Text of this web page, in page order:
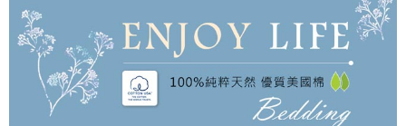
ATM／網路銀行／等多元方式進行付款，方視為交易完成。
※ 請注意：結帳手續完成當下不需立刻繳費，但若您需要取消訂單，請聯絡
購買商品的店家。未經商家同意取消之訂單仍視為有效，需透過AFTEE先享
後付繳納相關費用。
※ 交易是否成功請以「AFTEE先享後付 」之結帳頁面顯示為準，若有關於
是否繳費成功／繳費後需取消欲退款等相關疑問，請聯繫「AFTEE先享後付
客戶支援中心」
https://netprotections.freshdesk.com/support/home
7-11取貨付款
每筆NT$60，滿NT$499(含以上)免運費
付款後7-11取貨
每筆NT$60，滿NT$499(含以上)免運費